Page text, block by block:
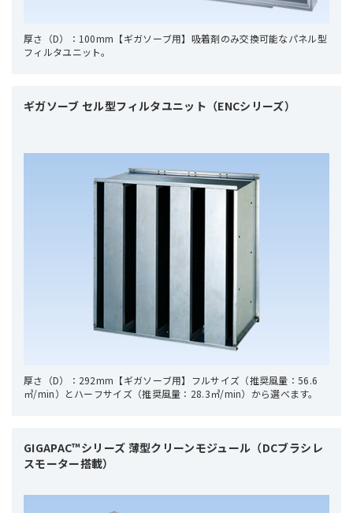
厚さ（D）：100mm【ギガソーブ用】吸着剤のみ交換可能なパネル型
フィルタユニット。
ギガソーブ セル型フィルタユニット（ENCシリーズ）
厚さ（D）：292mm【ギガソーブ用】フルサイズ（推奨風量：56.6
㎥/min）とハーフサイズ（推奨風量：28.3㎥/min）から選べます。
GIGAPAC™シリーズ 薄型クリーンモジュール（DCブラシレ
スモーター搭載）